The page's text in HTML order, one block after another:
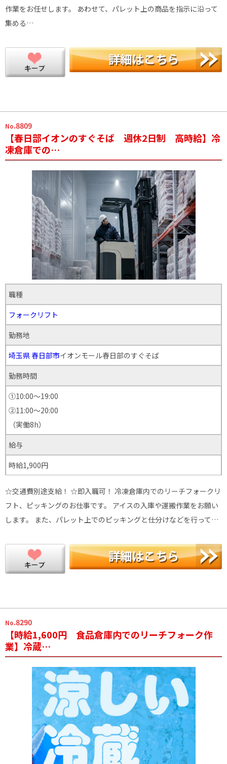
作業をお任せします。 あわせて、パレット上の商品を指示に沿って
集める…
No.8809
【春日部イオンのすぐそば 週休2日制 高時給】冷
凍倉庫での…
職種
フォークリフト
勤務地
埼玉県 春日部市イオンモール春日部のすぐそば
勤務時間
①10:00～19:00
②11:00～20:00
（実働8h）
給与
時給1,900円
☆交通費別途支給！ ☆即入職可！ 冷凍倉庫内でのリーチフォークリ
フト、ピッキングのお仕事です。 アイスの入庫や運搬作業をお願い
します。 また、パレット上でのピッキングと仕分けなどを行って…
No.8290
【時給1,600円 食品倉庫内でのリーチフォーク作
業】冷蔵…